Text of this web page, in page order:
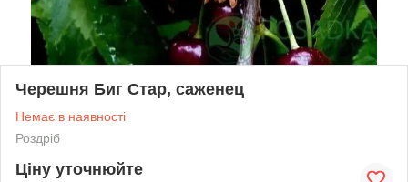
Черешня Биг Стар, саженец
Немає в наявності
Роздріб
Ціну уточнюйте